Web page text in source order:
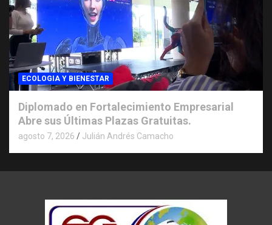
ECOLOGIA Y BIENESTAR
Diplomado en Fortalecimiento Empresarial
Abre sus Últimas Plazas Gratuitas.
agosto 7, 2026 Julián Andrés Camacho